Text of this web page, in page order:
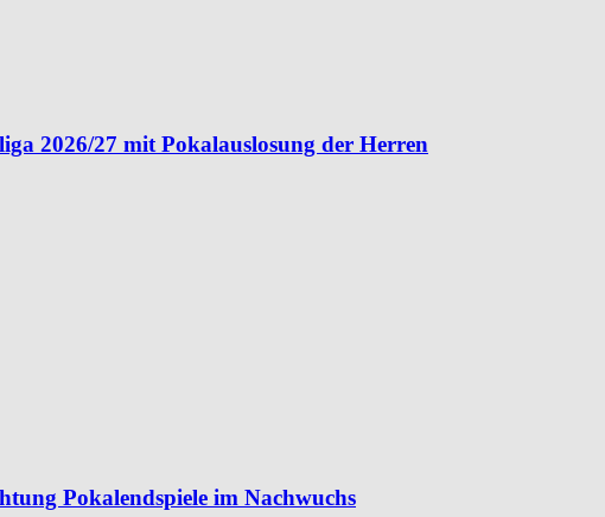
2026/27 mit Pokalauslosung der Herren
Pokalendspiele im Nachwuchs